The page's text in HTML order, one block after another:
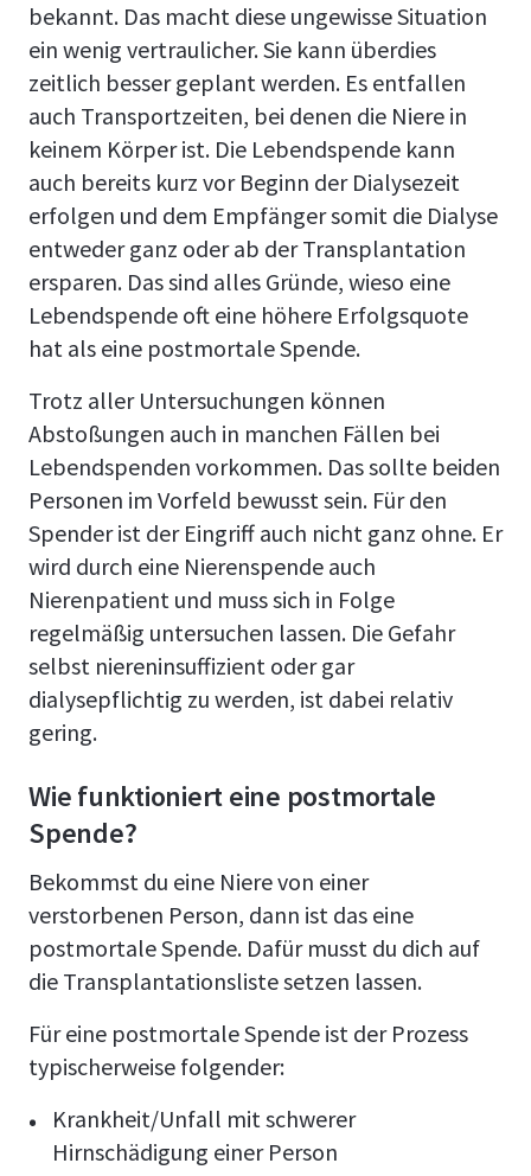
bekannt. Das macht diese ungewisse Situation
ein wenig vertraulicher. Sie kann überdies
zeitlich besser geplant werden. Es entfallen
auch Transportzeiten, bei denen die Niere in
keinem Körper ist. Die Lebendspende kann
auch bereits kurz vor Beginn der Dialysezeit
erfolgen und dem Empfänger somit die Dialyse
entweder ganz oder ab der Transplantation
ersparen. Das sind alles Gründe, wieso eine
Lebendspende oft eine höhere Erfolgsquote
hat als eine postmortale Spende.
Trotz aller Untersuchungen können
Abstoßungen auch in manchen Fällen bei
Lebendspenden vorkommen. Das sollte beiden
Personen im Vorfeld bewusst sein. Für den
Spender ist der Eingriff auch nicht ganz ohne. Er
wird durch eine Nierenspende auch
Nierenpatient und muss sich in Folge
regelmäßig untersuchen lassen. Die Gefahr
selbst niereninsuffizient oder gar
dialysepflichtig zu werden, ist dabei relativ
gering.
Wie funktioniert eine postmortale
Spende?
Bekommst du eine Niere von einer
verstorbenen Person, dann ist das eine
postmortale Spende. Dafür musst du dich auf
die Transplantationsliste setzen lassen.
Für eine postmortale Spende ist der Prozess
typischerweise folgender:
Krankheit/Unfall mit schwerer
Hirnschädigung einer Person